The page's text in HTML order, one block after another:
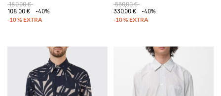
180,00 €
108,00 €
-40%
550,00 €
330,00 €
-40%